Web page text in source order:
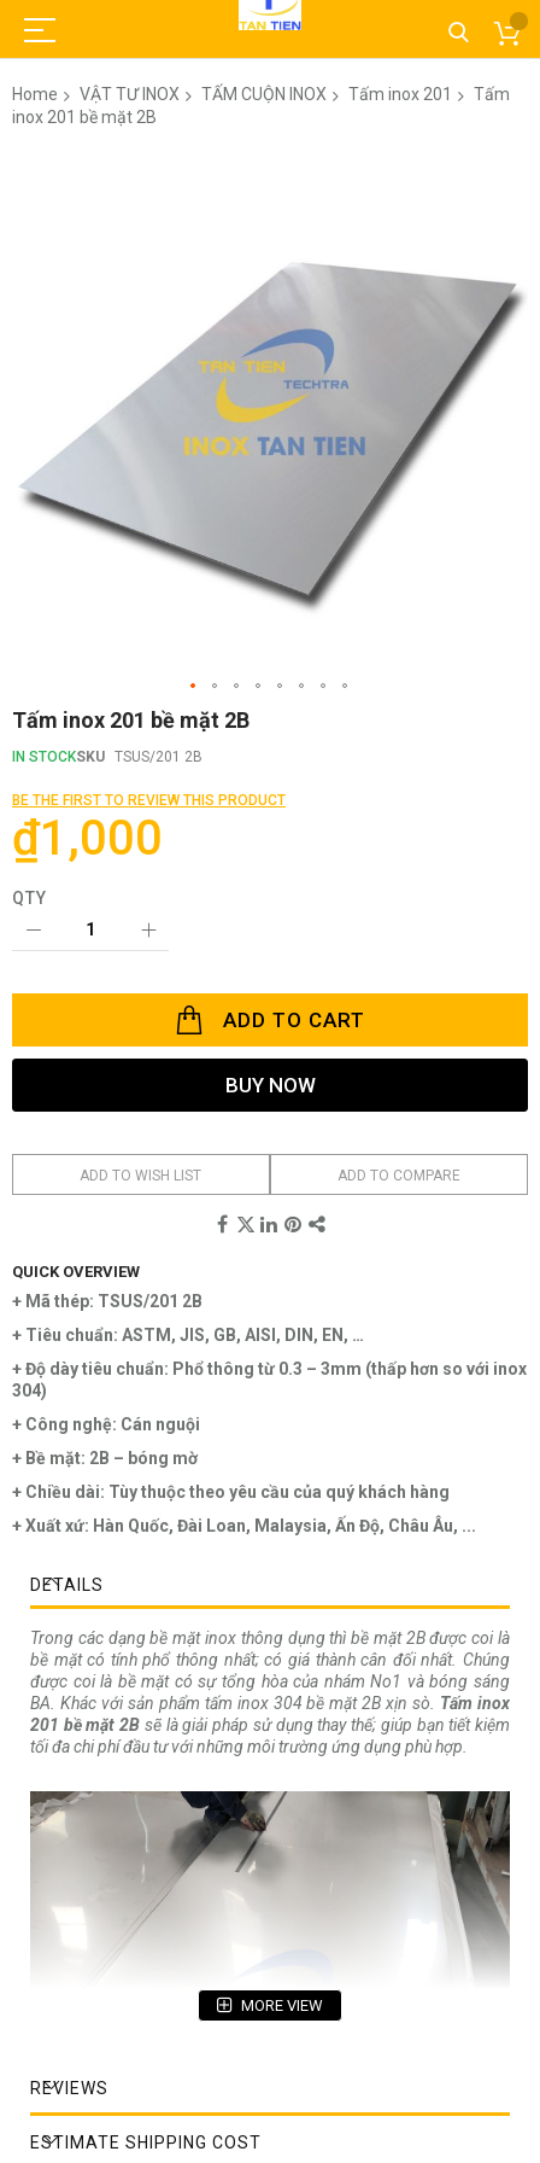
Home VẬT TƯ INOX TẤM CUỘN INOX Tấm inox 201
Tấm
inox 201 bề mặt 2B
Skip
the
of
the
images
gallery
Tấm inox 201 bề mặt 2B
IN STOCKSKU TSUS/201 2B
BE THE FIRST TO REVIEW THIS PRODUCT
₫1,000
QTY
ADD TO CART
BUY NOW
ADD TO WISH LIST ADD TO COMPARE
QUICK OVERVIEW
+ Mã thép: TSUS/201 2B
+ Tiêu chuẩn: ASTM, JIS, GB, AISI, DIN, EN, …
+ Độ dày tiêu chuẩn: Phổ thông từ 0.3 – 3mm (thấp hơn so với inox
304)
+ Công nghệ: Cán nguội
+ Bề mặt: 2B – bóng mờ
+ Chiều dài: Tùy thuộc theo yêu cầu của quý khách hàng
+ Xuất xứ: Hàn Quốc, Đài Loan, Malaysia, Ấn Độ, Châu Âu, ...
DETAILS
Trong các dạng bề mặt inox thông dụng thì bề mặt 2B được coi là
bề mặt có tính phổ thông nhất; có giá thành cân đối nhất. Chúng
được coi là bề mặt có sự tổng hòa của nhám No1 và bóng sáng
BA. Khác với sản phẩm tấm inox 304 bề mặt 2B xịn sò. Tấm inox
201 bề mặt 2B sẽ là giải pháp sử dụng thay thế; giúp bạn tiết kiệm
tối đa chi phí đầu tư với những môi trường ứng dụng phù hợp.
MORE VIEW
REVIEWS
ESTIMATE SHIPPING COST